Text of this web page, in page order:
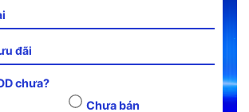
chưa?
Chưa bán